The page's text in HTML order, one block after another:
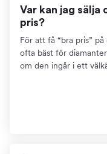
Var kan jag sälja
pris?
För att få “bra pris”
ofta bäst för
om den ingår i ett